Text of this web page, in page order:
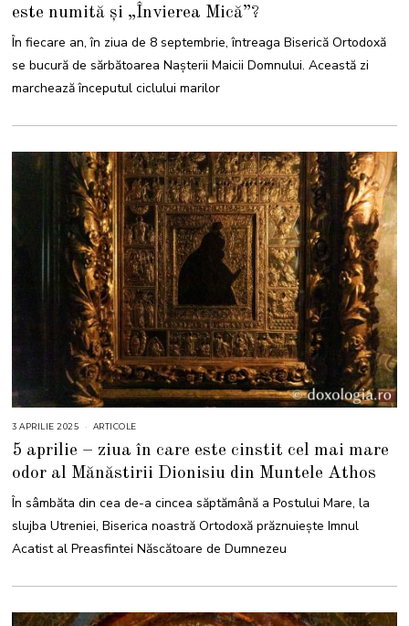
T
E
B
I
2
0
este numită și „Învierea Mică”?
În fiecare an, în ziua de 8 septembrie, întreaga Biserică Ortodoxă
se bucură de sărbătoarea Nașterii Maicii Domnului. Această zi
marchează începutul ciclului marilor
3 APRILIE 2025
P
I
L
E
0
5
ARTICOLE
5 aprilie – ziua în care este cinstit cel mai mare
odor al Mănăstirii Dionisiu din Muntele Athos
În sâmbăta din cea de-a cincea săptămână a Postului Mare, la
slujba Utreniei, Biserica noastră Ortodoxă prăznuiește Imnul
Acatist al Preasfintei Născătoare de Dumnezeu